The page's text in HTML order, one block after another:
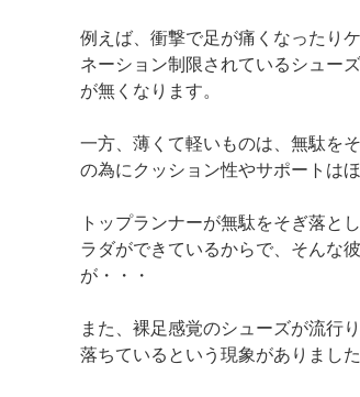
例えば、衝撃で足が痛くなったり
ネーション制限されているシュー
が無くなります。
一方、薄くて軽いものは、無駄を
の為にクッション性やサポートは
トップランナーが無駄をそぎ落と
ラダができているからで、そんな
が・・・
また、裸足感覚のシューズが流行
落ちているという現象がありました